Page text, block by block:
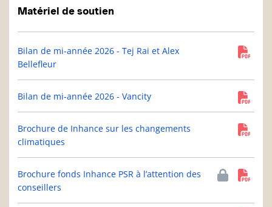
Matériel de soutien
Bilan de mi-année 2026 - Tej Rai et Alex
Bellefleur
Bilan de mi-année 2026 - Vancity
Brochure de Inhance sur les changements
climatiques
Brochure fonds Inhance PSR à l’attention des
conseillers